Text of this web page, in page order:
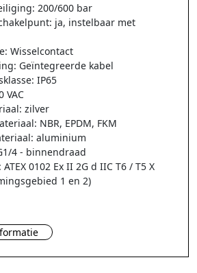
200/600 bar
ja, instelbaar met
Wisselcontact
Geïntegreerde kabel
IP65
VAC
zilver
NBR, EPDM, FKM
aluminium
4 - binnendraad
0102 Ex II 2G d IIC T6 / T5 X
1 en 2)